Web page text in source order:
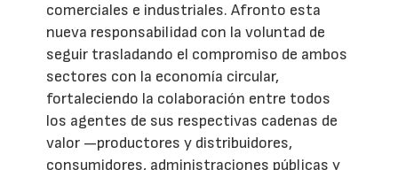
comerciales e industriales. Afronto esta
nueva responsabilidad con la voluntad de
seguir trasladando el compromiso de ambos
sectores con la economía circular,
fortaleciendo la colaboración entre todos
los agentes de sus respectivas cadenas de
valor —productores y distribuidores,
consumidores, administraciones públicas y